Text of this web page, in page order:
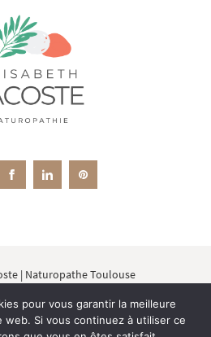
| Naturopathe Toulouse
Sanitaire|Affiliée à
Française des Ecoles de
pour vous garantir la meilleure
Si vous continuez à utiliser ce